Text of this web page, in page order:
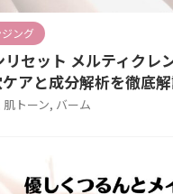
ング
セット メルティクレ
アと成分解析を徹底
肌トーン, バーム